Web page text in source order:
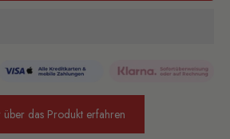
über das Produkt erfahren